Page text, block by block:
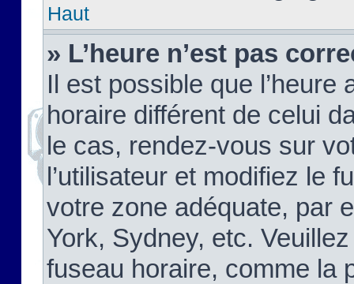
Haut
» L’heure n’est pas
Il est possible que
horaire différent de celui
le cas, rendez-vous sur
l’utilisateur et modifiez le
votre zone adéquate, par
York, Sydney, etc.
fuseau horaire, comme la